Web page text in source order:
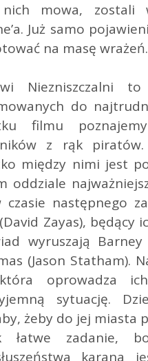
mowa, zostali
Już samo
na masę wrażeń.
Niezniszczalni
do
filmu
z rąk
między nimi jest
oddziale
następnego
Zayas),
wyruszają
(Jason Statham).
oprowadza
sytuację.
żeby do jej miasta
łatwe zadanie,
karana